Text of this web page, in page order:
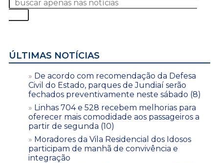
ÚLTIMAS NOTÍCIAS
De acordo com recomendação da Defesa
Civil do Estado, parques de Jundiaí serão
fechados preventivamente neste sábado (8)
Linhas 704 e 528 recebem melhorias para
oferecer mais comodidade aos passageiros a
partir de segunda (10)
Moradores da Vila Residencial dos Idosos
participam de manhã de convivência e
integração